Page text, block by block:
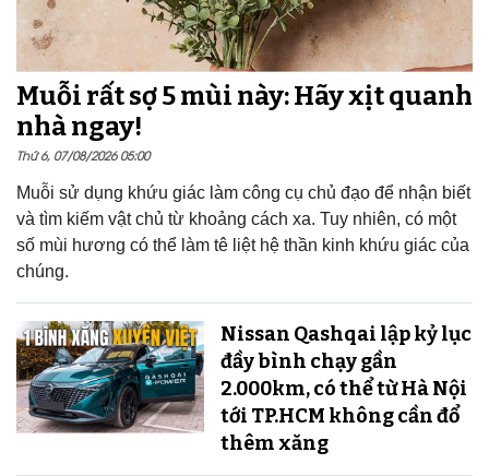
Muỗi rất sợ 5 mùi này: Hãy xịt quanh
nhà ngay!
Thứ 6, 07/08/2026 05:00
Muỗi sử dụng khứu giác làm công cụ chủ đạo để nhận biết
và tìm kiếm vật chủ từ khoảng cách xa. Tuy nhiên, có một
số mùi hương có thể làm tê liệt hệ thần kinh khứu giác của
chúng.
Nissan Qashqai lập kỷ lục
đầy bình chạy gần
2.000km, có thể từ Hà Nội
tới TP.HCM không cần đổ
thêm xăng